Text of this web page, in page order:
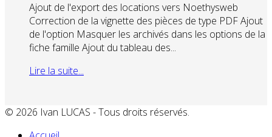
Ajout de l'export des locations vers Noethysweb
Correction de la vignette des pièces de type PDF Ajout
de l'option Masquer les archivés dans les options de la
fiche famille Ajout du tableau des...
Lire la suite...
© 2026 Ivan LUCAS - Tous droits réservés.